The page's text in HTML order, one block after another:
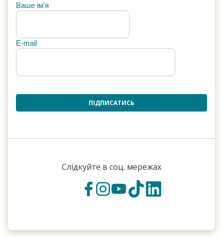
Ваше ім'я
E-mail
ПІДПИСАТИСЬ
Слідкуйте в соц. мережах